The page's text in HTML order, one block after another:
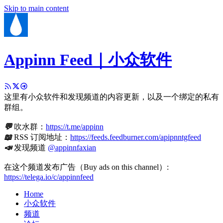
Skip to main content
Appinn Feed｜小众软件
这里有小众软件和发现频道的内容更新，以及一个绑定的私有
群组。
💬吹水群： https://t.me/appinn
📖RSS 订阅地址： https://feeds.feedburner.com/apipnntgfeed
📣发现频道 @appinnfaxian
在这个频道发布广告（Buy ads on this channel）:
https://telega.io/c/appinnfeed
Home
小众软件
频道